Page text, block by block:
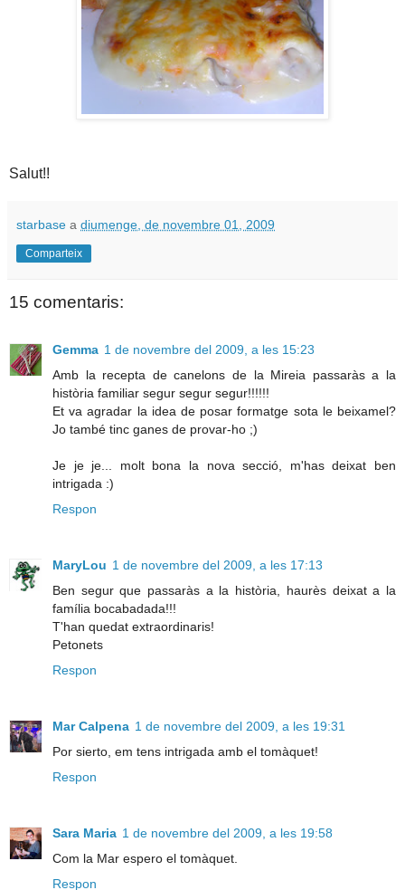
Salut!!
starbase a diumenge, de novembre 01, 2009
Comparteix
15 comentaris:
Gemma 1 de novembre del 2009, a les 15:23
Amb la recepta de canelons de la Mireia passaràs a la
història familiar segur segur segur!!!!!!
Et va agradar la idea de posar formatge sota le beixamel?
Jo també tinc ganes de provar-ho ;)
Je je je... molt bona la nova secció, m'has deixat ben
intrigada :)
Respon
MaryLou 1 de novembre del 2009, a les 17:13
Ben segur que passaràs a la història, haurès deixat a la
família bocabadada!!!
T'han quedat extraordinaris!
Petonets
Respon
Mar Calpena 1 de novembre del 2009, a les 19:31
Por sierto, em tens intrigada amb el tomàquet!
Respon
Sara Maria 1 de novembre del 2009, a les 19:58
Com la Mar espero el tomàquet.
Respon